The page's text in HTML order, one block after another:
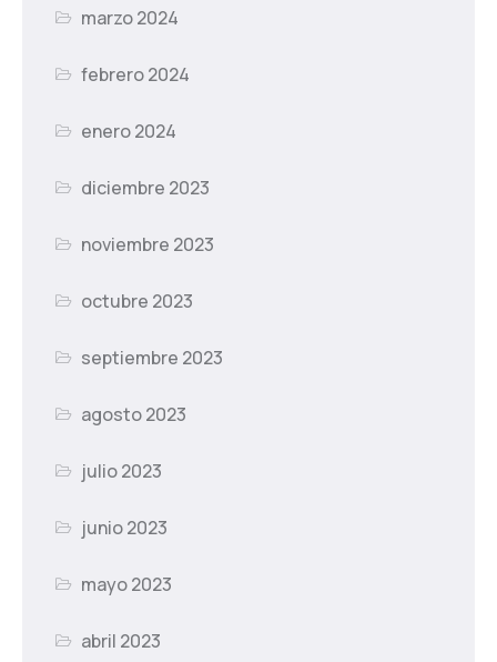
marzo 2024
febrero 2024
enero 2024
diciembre 2023
noviembre 2023
octubre 2023
septiembre 2023
agosto 2023
julio 2023
junio 2023
mayo 2023
abril 2023